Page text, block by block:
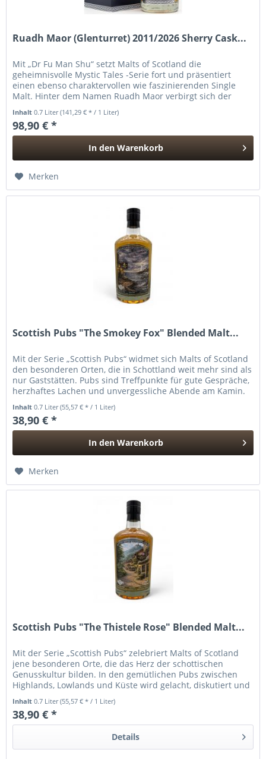
Ruadh Maor (Glenturret) 2011/2026 Sherry Cask...
Mit „Dr Fu Man Shu“ setzt Malts of Scotland die
geheimnisvolle Mystic Tales -Serie fort und präsentiert
einen ebenso charaktervollen wie faszinierenden Single
Malt. Hinter dem Namen Ruadh Maor verbirgt sich der
Inhalt0.7 Liter(141,29 € * / 1 Liter)
98,90 € *
In den Warenkorb
Merken
Scottish Pubs "The Smokey Fox" Blended Malt...
Mit der Serie „Scottish Pubs“ widmet sich Malts of Scotland
den besonderen Orten, die in Schottland weit mehr sind als
nur Gaststätten. Pubs sind Treffpunkte für gute Gespräche,
herzhaftes Lachen und unvergessliche Abende am Kamin.
Inhalt0.7 Liter(55,57 € * / 1 Liter)
38,90 € *
In den Warenkorb
Merken
Scottish Pubs "The Thistele Rose" Blended Malt...
Mit der Serie „Scottish Pubs“ zelebriert Malts of Scotland
jene besonderen Orte, die das Herz der schottischen
Genusskultur bilden. In den gemütlichen Pubs zwischen
Highlands, Lowlands und Küste wird gelacht, diskutiert und
Inhalt0.7 Liter(55,57 € * / 1 Liter)
38,90 € *
Details